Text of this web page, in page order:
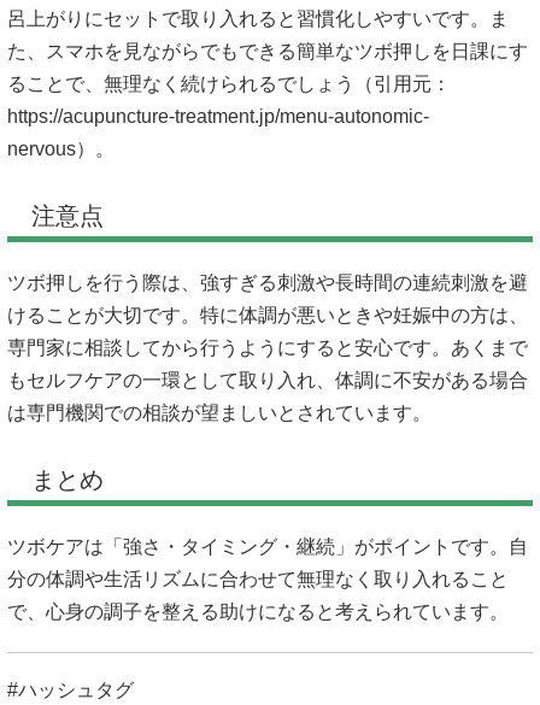
呂上がりにセットで取り入れると習慣化しやすいです。ま
た、スマホを見ながらでもできる簡単なツボ押しを日課にす
ることで、無理なく続けられるでしょう（引用元：
https://acupuncture-treatment.jp/menu-autonomic-
nervous）。
注意点
ツボ押しを行う際は、強すぎる刺激や長時間の連続刺激を避
けることが大切です。特に体調が悪いときや妊娠中の方は、
専門家に相談してから行うようにすると安心です。あくまで
もセルフケアの一環として取り入れ、体調に不安がある場合
は専門機関での相談が望ましいとされています。
まとめ
ツボケアは「強さ・タイミング・継続」がポイントです。自
分の体調や生活リズムに合わせて無理なく取り入れること
で、心身の調子を整える助けになると考えられています。
#ハッシュタグ